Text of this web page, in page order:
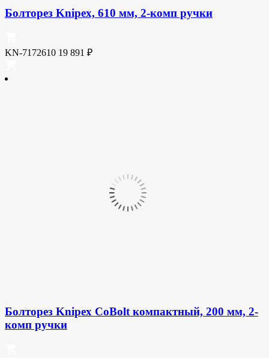
Болторез Knipex, 610 мм, 2-комп ручки
KN-7172610 19 891 ₽
Болторез Knipex CoBolt компактный, 200 мм, 2-
комп ручки